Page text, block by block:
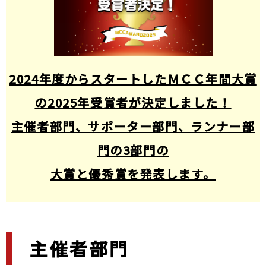
2024年度からスタートしたＭＣＣ年間大賞
の2025年受賞者が決定しました！
主催者部門、サポーター部門、ランナー部
門の3部門の
大賞と優秀賞を発表します。
主催者部門